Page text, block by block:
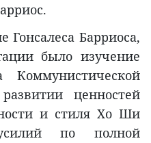
Гонсалеса Барриоса,
было изучение
Коммунистической
ценностей
и стиля Хо Ши
по полной